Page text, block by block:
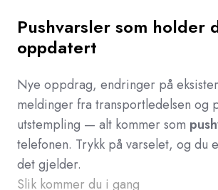
Pushvarsler som holder
oppdatert
Nye oppdrag, endringer på
meldinger fra transportledelsen og
utstempling — alt kommer som
telefonen. Trykk på varselet, og du
det gjelder.
Slik kommer du i gang